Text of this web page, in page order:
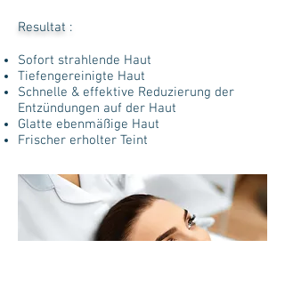
Resultat :
Sofort strahlende Haut
Tiefengereinigte Haut
Schnelle & effektive Reduzierung der
Entzündungen auf der Haut
Glatte ebenmäßige Haut
Frischer erholter Teint